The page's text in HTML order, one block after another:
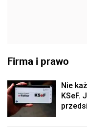
Firma i prawo
Nie
KSeF.